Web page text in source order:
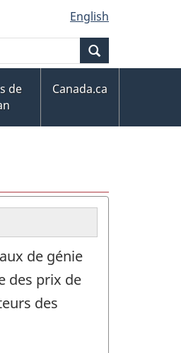
English
de
Canada.ca
de génie
des prix de
des